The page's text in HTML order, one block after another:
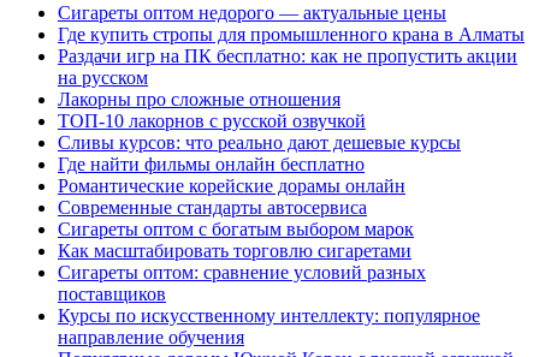
Сигареты оптом недорого — актуальные цены
Где купить стропы для промышленного крана в Алматы
Раздачи игр на ПК бесплатно: как не пропустить акции
на русском
Лакорны про сложные отношения
ТОП-10 лакорнов с русской озвучкой
Сливы курсов: что реально дают дешевые курсы
Где найти фильмы онлайн бесплатно
Романтические корейские дорамы онлайн
Современные стандарты автосервиса
Сигареты оптом с богатым выбором марок
Как масштабировать торговлю сигаретами
Сигареты оптом: сравнение условий разных
поставщиков
Курсы по искусственному интеллекту: популярное
направление обучения